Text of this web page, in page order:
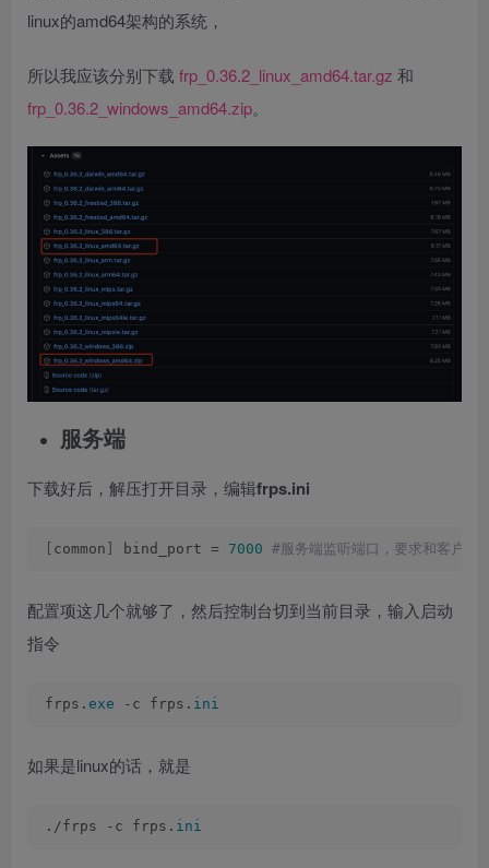
linux的amd64架构的系统，
所以我应该分别下载 frp_0.36.2_linux_amd64.tar.gz 和
frp_0.36.2_windows_amd64.zip。
服务端
下载好后，解压打开目录，编辑frps.ini
common bind_port = 7000 #服务端监听端口，要求和客
配置项这几个就够了，然后控制台切到当前目录，输入启动
指令
frps. exe -c frps. ini
如果是linux的话，就是
./frps -c frps. ini